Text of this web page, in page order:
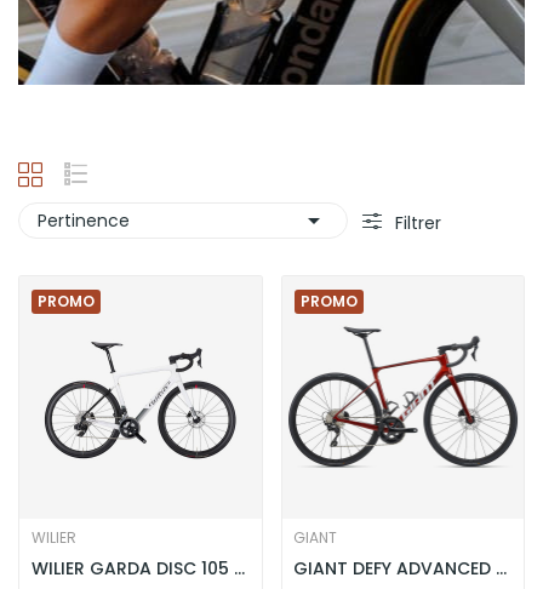
Pertinence  Filtrer
PROMO
WILIER
WILIER GARDA DISC 105 DI2 - BLACK / WHITE
PROMO
GIANT
GIANT DEFY ADVANCED 2 - MARS DUST